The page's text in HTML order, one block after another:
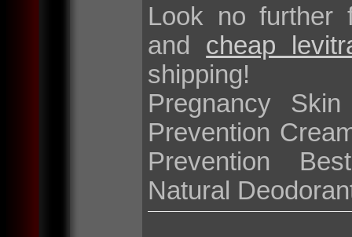
Look no further
and cheap
shipping!
Pregnancy
Prevention
Prevention
Natural